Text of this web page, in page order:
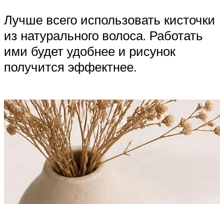
Лучше всего использовать кисточки
из натурального волоса. Работать
ими будет удобнее и рисунок
получится эффектнее.